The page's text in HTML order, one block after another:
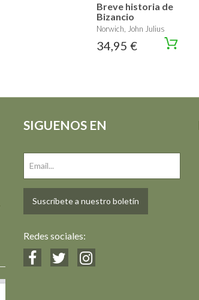
Breve historia de
Bizancio
Norwich, John Julius
34,95 €
SIGUENOS EN
Suscríbete a nuestro boletín
Redes sociales: